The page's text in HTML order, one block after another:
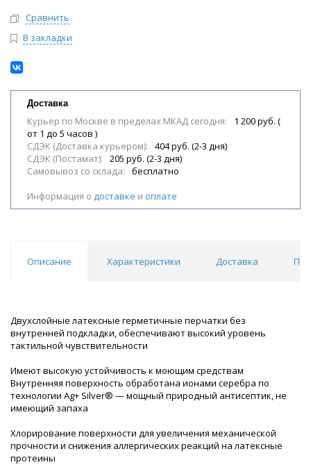
Сравнить
В закладки
Доставка
Курьер по Москве в пределах МКАД сегодня:
1 200 руб. (
от 1 до 5 часов )
СДЭК (Доставка курьером):
404 руб. (2-3 дня)
СДЭК (Постамат):
205 руб. (2-3 дня)
Самовывоз со склада:
бесплатно
Информация о доставке и оплате
Описание Характеристики Доставка
Двухслойные латексные герметичные перчатки без
внутренней подкладки, обеспечивают высокий уровень
тактильной чувствительности
Имеют высокую устойчивость к моющим средствам
Внутренняя поверхность обработана ионами серебра по
технологии Ag+ Silver® — мощный природный антисептик, не
имеющий запаха
Хлорирование поверхности для увеличения механической
прочности и снижения аллергических реакций на латексные
протеины